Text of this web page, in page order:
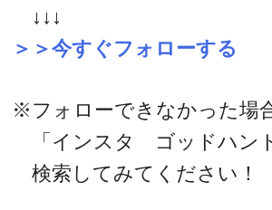
↓↓↓
＞＞今すぐフォローする
※フォローできなかった場
「インスタ ゴッドハン
検索してみてください！